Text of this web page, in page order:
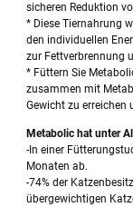
sicheren Reduktion
* Diese Tiernahrung
den individuellen
zur Fettverbrennung
* Füttern Sie
zusammen mit
Gewicht zu erreichen
Metabolic hat unter
-In einer
Monaten ab.
-74% der
übergewichtigen